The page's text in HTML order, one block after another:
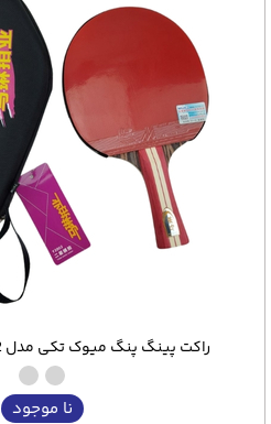
راکت پینگ پنگ میوک تکی مدل 2002 به همراه کیف
نا موجود